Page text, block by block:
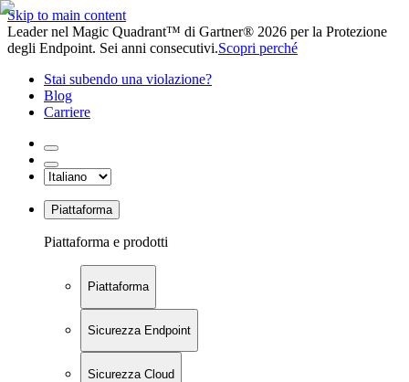
Skip to main content
Leader nel Magic Quadrant™ di Gartner® 2026 per la Protezione
degli Endpoint. Sei anni consecutivi.Scopri perché
Stai subendo una violazione?
Blog
Carriere
Piattaforma
Piattaforma e prodotti
Piattaforma
Sicurezza Endpoint
Sicurezza Cloud